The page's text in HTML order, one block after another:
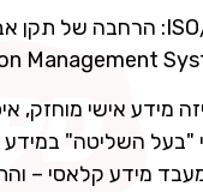
מידע אישי מוחזק,
מידע קלאסי –